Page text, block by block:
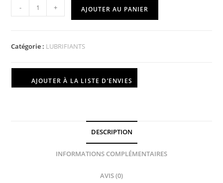
- + AJOUTER AU PANIER
Catégorie : LUBRIFIANTS
AJOUTER À LA LISTE D’ENVIES
DESCRIPTION
INFORMATIONS COMPLÉMENTAIRES
AVIS (0)